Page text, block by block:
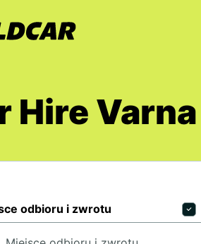
Hire Varna
odbioru i zwrotu